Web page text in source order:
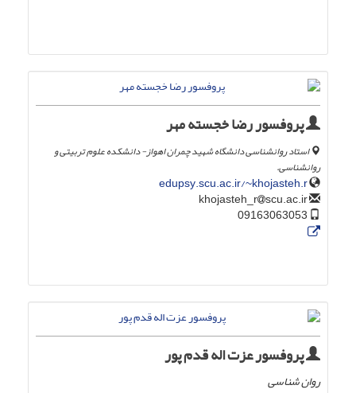
پروفسور رضا خجسته مهر
استاد روانشناسی دانشگاه شهید چمران اهواز- دانشکده علوم تربیتی و
روانشناسی.
edupsy.scu.ac.ir/~khojasteh.r
scu.ac.ir
پروفسور عزت اله قدم پور
روان شناسی